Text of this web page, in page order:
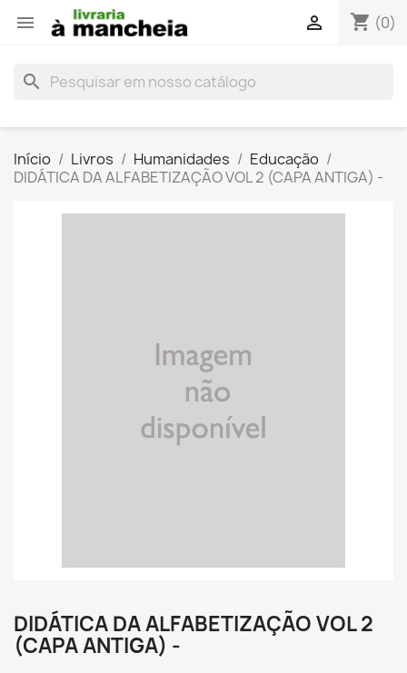
 shopping_cart (0)

search
Início Livros Humanidades
Educação
DIDÁTICA DA ALFABETIZAÇÃO VOL 2 (CAPA ANTIGA) -
DIDÁTICA DA ALFABETIZAÇÃO VOL 2
(CAPA ANTIGA) -